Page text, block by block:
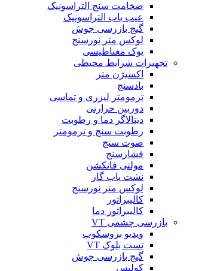
ضخامت سنج التراسونیک
عیب یاب التراسونیک
گیج بازرسی جوش
لوکس متر نورسنج
یوک مغناطیسی
تجهیزات شرایط محیطی
اکسیژن متر
بادسنج
ترمومتر لیزری و تماسی
دوربین حرارتی
دیتالاگر دما و رطوبت
رطوبت سنج و ترمومتر
صوت سنج
فشارسنج
مولتی فانکشن
نشت یاب گاز
لوکس متر نورسنج
کالیبراتور
کالیبراتور دما
بازرسی چشمی VT
ویدیو بروسکوپ
تست بلوک VT
گیج بازرسی جوش
کولیس